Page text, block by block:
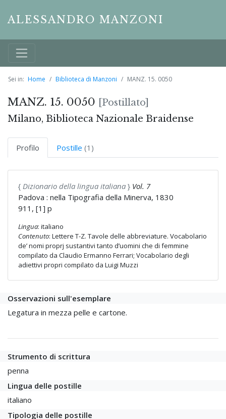
ALESSANDRO MANZONI
Sei in: Home Biblioteca di Manzoni MANZ. 15. 0050
MANZ. 15. 0050 [Postillato]
Milano, Biblioteca Nazionale Braidense
Profilo Postille (1)
{ Dizionario della lingua italiana } Vol. 7
Padova : nella Tipografia della Minerva, 1830
911, [1] p
Lingua: italiano
Contenuto: Lettere T-Z. Tavole delle abbreviature. Vocabolario
de’ nomi proprj sustantivi tanto d’uomini che di femmine
compilato da Claudio Ermanno Ferrari; Vocabolario degli
adiettivi propri compilato da Luigi Muzzi
Osservazioni sull'esemplare
Legatura in mezza pelle e cartone.
Strumento di scrittura
penna
Lingua delle postille
italiano
Tipologia delle postille